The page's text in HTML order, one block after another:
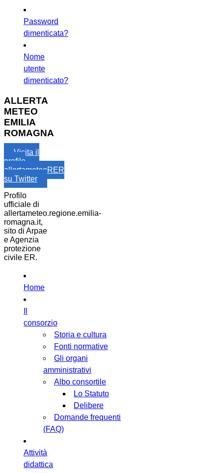
Password
dimenticata?
Nome
utente
dimenticato?
ALLERTA
METEO
EMILIA
ROMAGNA
Visita il
profilo
allertameteoRER
su Twitter
Profilo
ufficiale di
allertameteo.regione.emilia-
romagna.it,
sito di Arpae
e Agenzia
protezione
civile ER.
Home
consorzio
Storia e cultura
Fonti normative
Gli organi
amministrativi
Albo consortile
Lo Statuto
Delibere
Domande frequenti
(FAQ)
Attività
didattica